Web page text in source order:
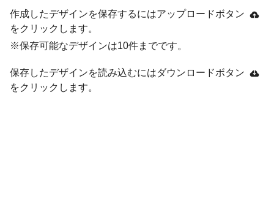
作成したデザインを保存するにはアップロードボタン
をクリックします。
※保存可能なデザインは10件までです。
保存したデザインを読み込むにはダウンロードボタン
をクリックします。